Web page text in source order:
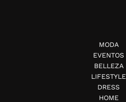
MODA
EVENTOS
BELLEZA
LIFESTYLE
DRESS
HOME